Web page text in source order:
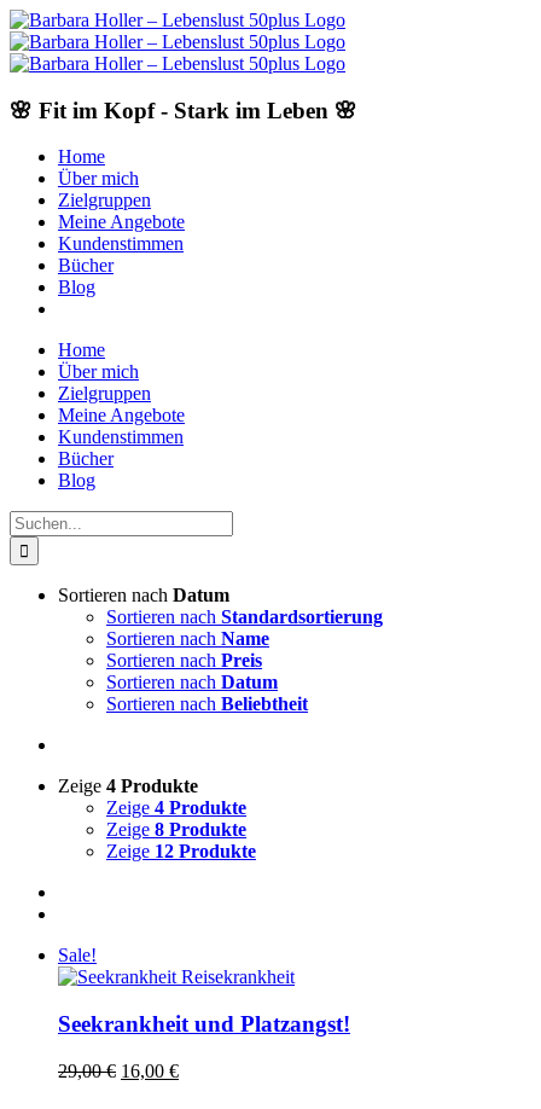
Skip
to
content
🌸 Fit im Kopf - Stark im Leben 🌸
Home
Über mich
Zielgruppen
Meine Angebote
Kundenstimmen
Bücher
Blog
Home
Über mich
Zielgruppen
Meine Angebote
Kundenstimmen
Bücher
Blog
Suche
nach:
Sortieren nach Datum
Sortieren nach Standardsortierung
Sortieren nach Name
Sortieren nach Preis
Sortieren nach Datum
Sortieren nach Beliebtheit
Zeige 4 Produkte
Zeige 4 Produkte
Zeige 8 Produkte
Zeige 12 Produkte
Sale!
Seekrankheit und Platzangst!
29,00€ Ursprünglicher
16,00 €Aktueller